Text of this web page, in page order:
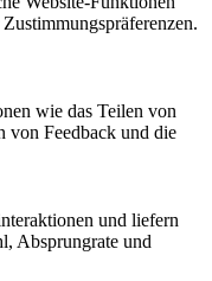
wie das Teilen von
von Feedback und die
und liefern
Absprungrate und